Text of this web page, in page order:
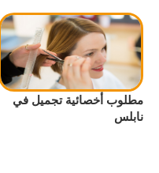
مطلوب أخصائية تجميل في
نابلس